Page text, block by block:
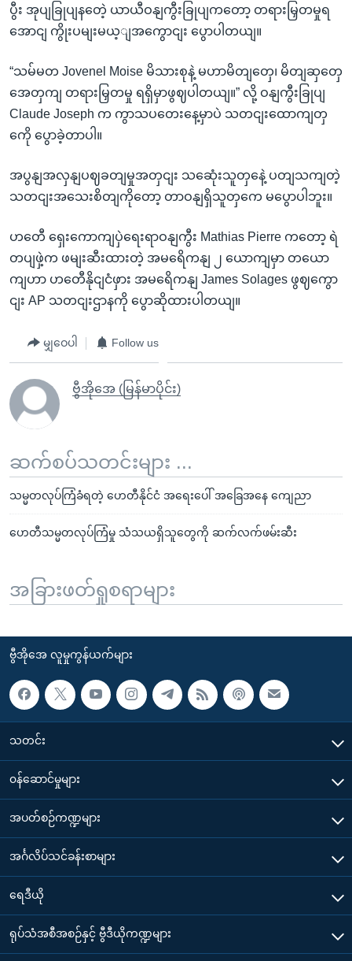
ပွီး အုပျခြုပျနတေဲ့ ယာယီဝနျကွီးခြုပျကတော့ တရားမြှတမှုရ
အောငျ ကွိုးပမျးမယ့ျအကွောငျး ပွောပါတယျ။
“သမ်မတ Jovenel Moise မိသားစုနဲ့ မဟာမိတျတှေ၊ မိတျဆှတှေ
အေတှကျ တရားမြှတမှု ရရှိမှာဖွဈပါတယျ။” လို့ ဝနျကွီးခြုပျ
Claude Joseph က ကွာသပတေးနေ့မှာပဲ သတငျးထောကျတှ
ကေို ပွောခဲ့တာပါ။
အပွနျအလှနျပဈခတျမှုအတှငျး သဆေုံးသူတှနေဲ့ ပတျသကျတဲ့
သတငျးအသေးစိတျကိုတော့ တာဝနျရှိသူတှကေ မပွောပါဘူး။
ဟတေီ ရှေးကောကျပှဲရေးရာဝနျကွီး Mathias Pierre ကတော့ ရဲ
တပျဖှဲ့က ဖမျးဆီးထားတဲ့ အမရေိကနျ ၂ ယောကျမှာ တယော
ကျဟာ ဟတေီနိုငျငံဖှား အမရေိကနျ James Solages ဖွဈကွော
ငျး AP သတငျးဌာနကို ပွောဆိုထားပါတယျ။
မျှဝေပါ Follow us
ဗွီအိုအေ (မြန်မာပိုင်း)
ဆက်စပ်သတင်းများ ...
သမ္မတလုပ်ကြံခံရတဲ့ ဟေတီနိုင်ငံ အရေးပေါ် အခြေအနေ ကျေညာ
ဟေတီသမ္မတလုပ်ကြံမှု သံသယရှိသူတွေကို ဆက်လက်ဖမ်းဆီး
အခြားဖတ်ရှုစရာများ
ဗွီအိုအေ လူမှုကွန်ယက်များ
သတင်း
၀န်ဆောင်မှုများ
အပတ်စဉ်ကဏ္ဍများ
အင်္ဂလိပ်သင်ခန်းစာများ
ရေဒီယို
ရုပ်သံအစီအစဉ်နှင့် ဗွီဒီယိုကဏ္ဍများ